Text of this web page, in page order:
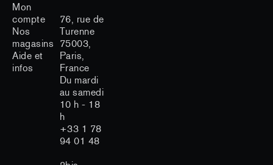
Mon
compte
Nos
magasins
Aide et
infos
76, rue de
Turenne
75003,
Paris,
France
Du mardi
au samedi
10 h - 18
h
+33 1 78
94 01 48